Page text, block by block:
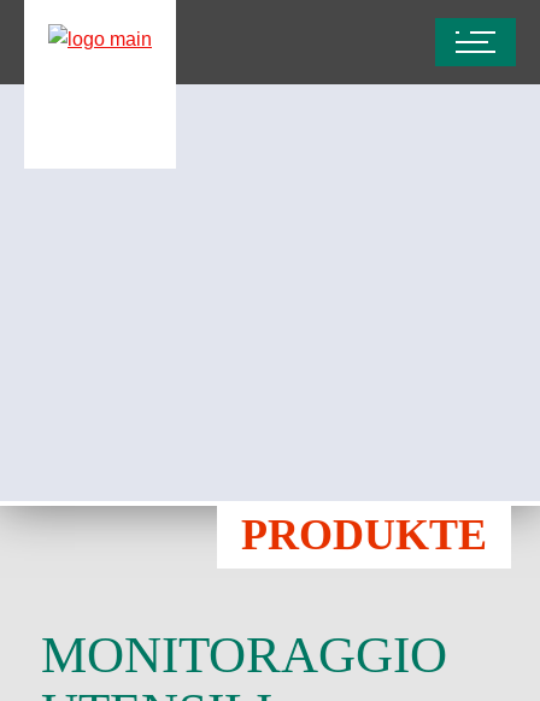
PRODUKTE
MONITORAGGIO